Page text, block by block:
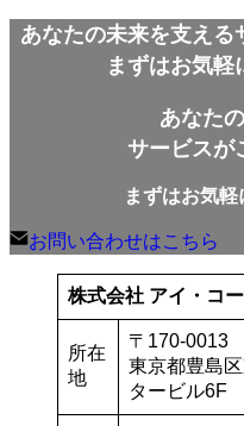
あなたの未来を支える
まずはお気軽
あなた
サービスが
まずはお気軽
お問い合わせはこちら
株式会社 アイ・コ
所在
地
〒170-0013
東京都豊島
タービル6F